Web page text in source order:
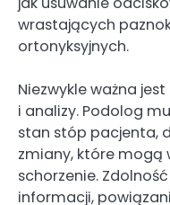
wrastających
ortonyksyjnych.
Niezwykle ważna
i analizy. Podolog
stan stóp pacjenta,
zmiany, które mogą
schorzenie.
informacji,